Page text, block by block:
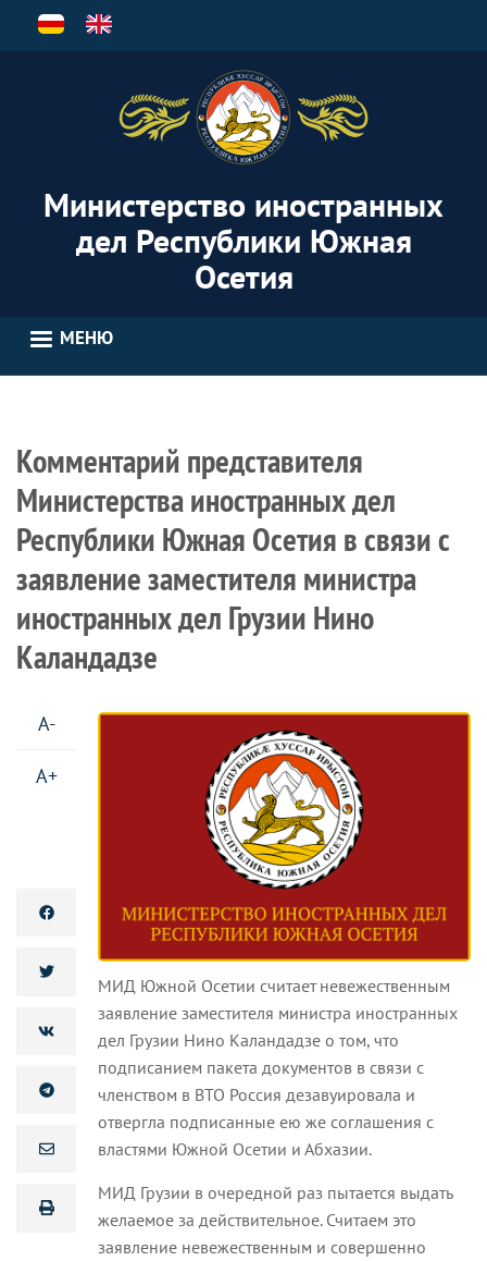
Перейти
Министерство иностранных
дел Республики Южная
Осетия
МЕНЮ
Комментарий представителя
Министерства иностранных дел
Республики Южная Осетия в связи с
заявление заместителя министра
иностранных дел Грузии Нино
Каландадзе
A-
A+
МИД Южной Осетии считает невежественным
заявление заместителя министра иностранных
дел Грузии Нино Каландадзе о том, что
подписанием пакета документов в связи с
членством в ВТО Россия дезавуировала и
отвергла подписанные ею же соглашения с
властями Южной Осетии и Абхазии.
МИД Грузии в очередной раз пытается выдать
желаемое за действительное. Считаем это
заявление невежественным и совершенно